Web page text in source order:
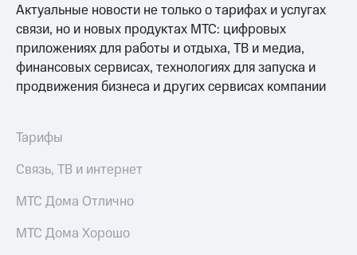
Актуальные новости не только о тарифах и услугах
связи, но и новых продуктах МТС: цифровых
приложениях для работы и отдыха, ТВ и медиа,
финансовых сервисах, технологиях для запуска и
продвижения бизнеса и других сервисах компании
Тарифы
Связь, ТВ и интернет
МТС Дома Отлично
МТС Дома Хорошо